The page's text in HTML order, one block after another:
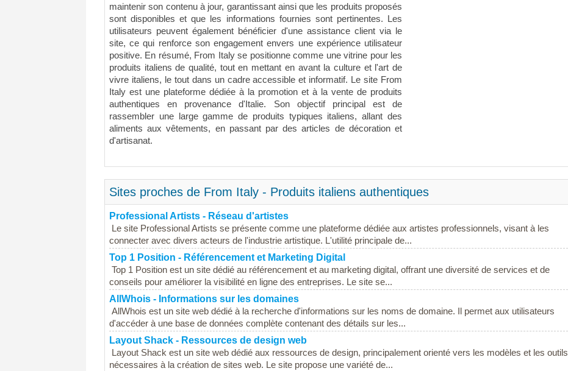
maintenir son contenu à jour, garantissant ainsi que les produits proposés
sont disponibles et que les informations fournies sont pertinentes. Les
utilisateurs peuvent également bénéficier d'une assistance client via le
site, ce qui renforce son engagement envers une expérience utilisateur
positive. En résumé, From Italy se positionne comme une vitrine pour les
produits italiens de qualité, tout en mettant en avant la culture et l'art de
vivre italiens, le tout dans un cadre accessible et informatif. Le site From
Italy est une plateforme dédiée à la promotion et à la vente de produits
authentiques en provenance d'Italie. Son objectif principal est de
rassembler une large gamme de produits typiques italiens, allant des
aliments aux vêtements, en passant par des articles de décoration et
d'artisanat.
Sites proches de From Italy - Produits italiens authentiques
Professional Artists - Réseau d'artistes
Le site Professional Artists se présente comme une plateforme dédiée aux artistes professionnels, visant à les
connecter avec divers acteurs de l'industrie artistique. L'utilité principale de...
Top 1 Position - Référencement et Marketing Digital
Top 1 Position est un site dédié au référencement et au marketing digital, offrant une diversité de services et de
conseils pour améliorer la visibilité en ligne des entreprises. Le site se...
AllWhois - Informations sur les domaines
AllWhois est un site web dédié à la recherche d'informations sur les noms de domaine. Il permet aux utilisateurs
d'accéder à une base de données complète contenant des détails sur les...
Layout Shack - Ressources de design web
Layout Shack est un site web dédié aux ressources de design, principalement orienté vers les modèles et les outils
nécessaires à la création de sites web. Le site propose une variété de...